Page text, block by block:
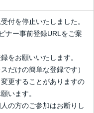
付を停止いたしました。
ナー事前登録URLをご案
をお願いいたします。
だけの簡単な登録です）
更することがありますの
います。
の方のご参加はお断りし